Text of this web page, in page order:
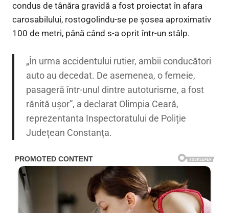
condus de tânăra gravidă a fost proiectat în afara
carosabilului, rostogolindu-se pe șosea aproximativ
100 de metri, până când s-a oprit într-un stâlp.
„În urma accidentului rutier, ambii conducători
auto au decedat. De asemenea, o femeie,
pasageră într-unul dintre autoturisme, a fost
rănită ușor”, a declarat Olimpia Ceară,
reprezentanta Inspectoratului de Poliție
Județean Constanța.